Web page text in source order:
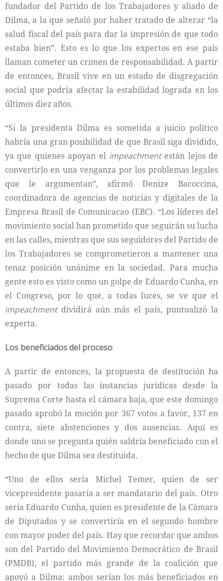
fundador del Partido de los Trabajadores y aliado de
Dilma, a la que señaló por haber tratado de alterar “la
salud fiscal del país para dar la impresión de que todo
estaba bien”. Esto es lo que los expertos en ese país
llaman cometer un crimen de responsabilidad. A partir
de entonces, Brasil vive en un estado de disgregación
social que podría afectar la estabilidad lograda en los
últimos diez años.
“Si la presidenta Dilma es sometida a juicio político
habría una gran posibilidad de que Brasil siga dividido,
ya que quienes apoyan el impeachmentestán lejos de
convertirlo en una venganza por los problemas legales
que le argumentan”, afirmó Denize Bacoccina,
coordinadora de agencias de noticias y digitales de la
Empresa Brasil de Comunicacao (EBC). “Los líderes del
movimiento social han prometido que seguirán su lucha
en las calles, mientras que sus seguidores del Partido de
los Trabajadores se comprometieron a mantener una
tenaz posición unánime en la sociedad. Para mucha
gente esto es visto como un golpe de Eduardo Cunha, en
el Congreso, por lo que, a todas luces, se ve que el
impeachmentdividirá aún más el país, puntualizó la
experta.
Los beneficiados del proceso
A partir de entonces, la propuesta de destitución ha
pasado por todas las instancias jurídicas desde la
Suprema Corte hasta el cámara baja, que este domingo
pasado aprobó la moción por 367 votos a favor, 137 en
contra, siete abstenciones y dos ausencias. Aquí es
donde uno se pregunta quién saldría beneficiado con el
hecho de que Dilma sea destituida.
“Uno de ellos sería Michel Temer, quien de ser
vicepresidente pasaría a ser mandatario del país. Otro
sería Eduardo Cunha, quien es presidente de la Cámara
de Diputados y se convertiría en el segundo hombre
con mayor poder del país. Hay que recordar que ambos
son del Partido del Movimiento Democrático de Brasil
(PMDB), el partido más grande de la coalición que
apoyó a Dilma: ambos serían los más beneficiados en